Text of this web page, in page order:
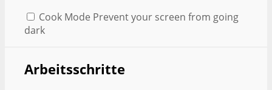
Cook Mode Prevent your screen from going
dark
Arbeitsschritte